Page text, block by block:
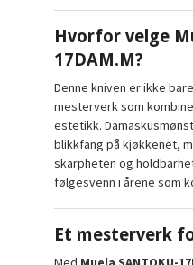
Hvorfor velge
17DAM.M?
Denne kniven er ikke
mesterverk som
estetikk.
blikkfang på kjøkkenet,
skarpheten og
følgesvenn i årene som
Et mesterverk